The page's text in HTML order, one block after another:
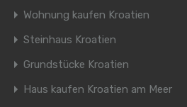
Wohnung kaufen Kroatien
Steinhaus Kroatien
Grundstücke Kroatien
Haus kaufen Kroatien am Meer